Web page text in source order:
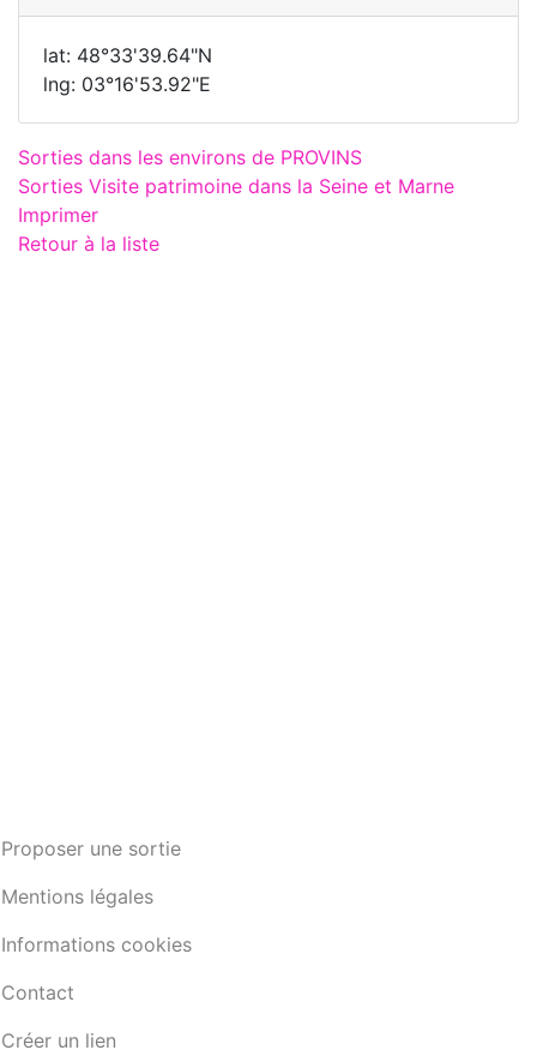
lat: 48°33'39.64"N
lng: 03°16'53.92"E
Sorties dans les environs de PROVINS
Sorties Visite patrimoine dans la Seine et Marne
Imprimer
Retour à la liste
Proposer une sortie
Mentions légales
Informations cookies
Contact
Créer un lien